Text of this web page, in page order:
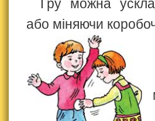
Гру можна
або міняючи